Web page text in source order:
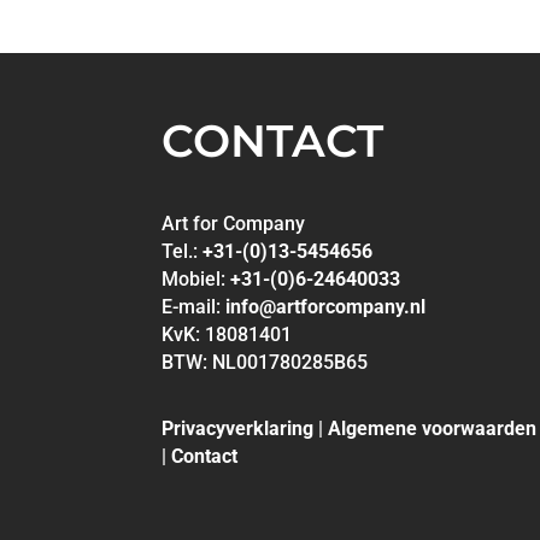
CONTACT
Art for Company
Tel.:+31-(0)13-5454656
Mobiel:+31-(0)6-24640033
E-mail: info@artforcompany.nl
KvK: 18081401
BTW: NL001780285B65
Privacyverklaring |Algemene voorwaarden
|Contact